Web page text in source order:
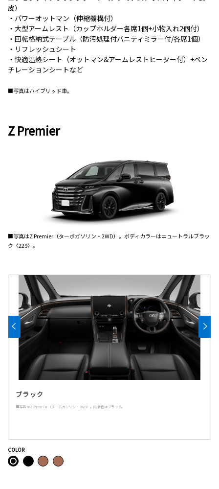
皮）
・パワーオットマン（伸縮機構付）
・大型アームレスト（カップホルダー各席1個+小物入れ2個付）
・回転格納式テーブル（防汚処理付バニティミラー付/各席1個）
・リフレッシュシート
・快適温熱シート（オットマン&アームレストヒーター付）+ベン
チレーションシートなど
■写真はハイブリッド車。
Z Premier
■写真はZ Premier（ターボガソリン・2WD）。ボディカラーはニュートラルブラッ
ク〈229〉。
ブラック
■写真はZ Premier（ターボガソリン・2WD）。内装色はブラック。
COLOR